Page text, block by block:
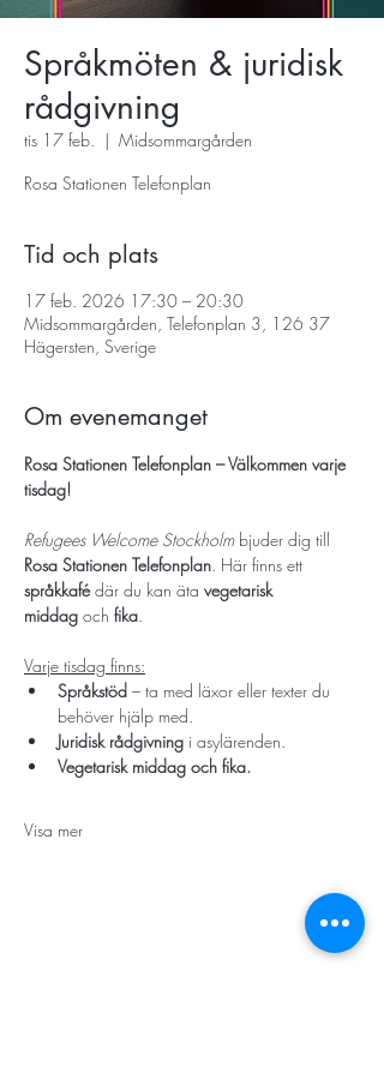
Språkmöten & juridisk
rådgivning
tis 17 feb.
  |
Midsommargården
Rosa Stationen Telefonplan
Tid och plats
17 feb. 2026 17:30 – 20:30
Midsommargården, Telefonplan 3, 126 37
Hägersten, Sverige
Om evenemanget
Rosa Stationen Telefonplan – Välkommen varje
tisdag!
Refugees Welcome Stockholm bjuder dig till
Rosa Stationen Telefonplan. Här finns ett
språkkafé där du kan äta vegetarisk
middag och fika.
Varje tisdag finns:
Språkstöd – ta med läxor eller texter du
behöver hjälp med.
Juridisk rådgivning i asylärenden.
Vegetarisk middag och fika.
Visa mer